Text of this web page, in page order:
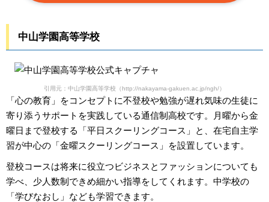
中山学園高等学校
引用元：中山学園高等学校（http://nakayama-gakuen.ac.jp/ngh/）
「心の教育」をコンセプトに不登校や勉強が遅れ気味の生徒に
寄り添うサポートを実践している通信制高校です。月曜から金
曜日まで登校する「平日スクーリングコース」と、在宅自主学
習が中心の「金曜スクーリングコース」を設置しています。
登校コースは将来に役立つビジネスとファッションについても
学べ、少人数制できめ細かい指導をしてくれます。中学校の
「学びなおし」なども学習できます。